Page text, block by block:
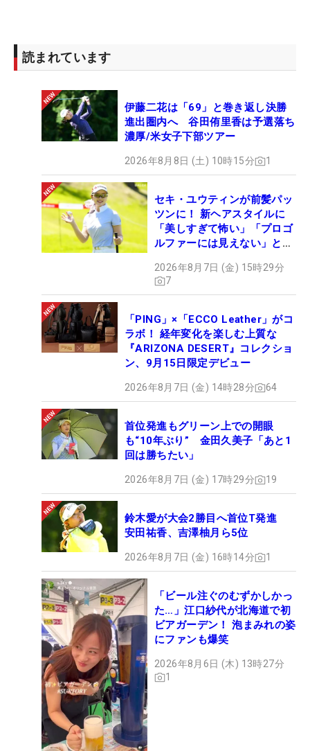
読まれています
伊藤二花は「69」と巻き返し決勝
進出圏内へ 谷田侑里香は予選落ち
濃厚/米女子下部ツアー
2026年8月8日 (土) 10時15分 1
セキ・ユウティンが前髪パッ
ツンに！ 新ヘアスタイルに
「美しすぎて怖い」「プロゴ
ルファーには見えない」とコ
2026年8月7日 (金) 15時29分
7
「PING」×「ECCO Leather」がコ
ラボ！ 経年変化を楽しむ上質な
『ARIZONA DESERT』コレクショ
ン、9月15日限定デビュー
2026年8月7日 (金) 14時28分 64
首位発進もグリーン上での開眼
も“10年ぶり” 金田久美子「あと1
回は勝ちたい」
2026年8月7日 (金) 17時29分 19
鈴木愛が大会2勝目へ首位T発進
安田祐香、吉澤柚月ら5位
2026年8月7日 (金) 16時14分 1
「ビール注ぐのむずかしかっ
た…」江口紗代が北海道で初
ビアガーデン！ 泡まみれの姿
にファンも爆笑
2026年8月6日 (木) 13時27分
1